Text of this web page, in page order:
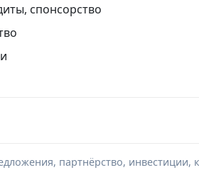
спонсорство
партнёрство,